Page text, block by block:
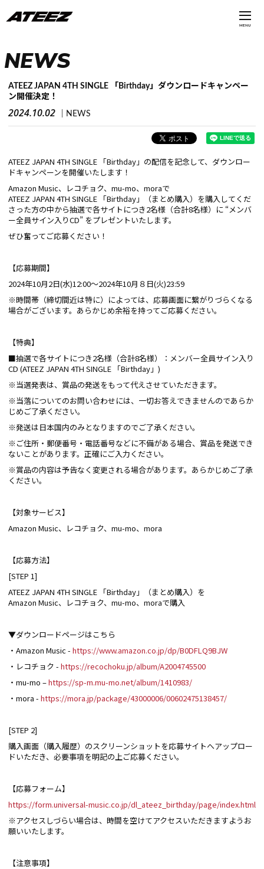
MENU
NEWS
ATEEZ JAPAN 4TH SINGLE 「Birthday」ダウンロードキャンペー
ン開催決定！
2024.10.02 NEWS
ATEEZ JAPAN 4TH SINGLE 「Birthday」の配信を記念して、ダウンロー
ドキャンペーンを開催いたします！
Amazon Music、レコチョク、mu-mo、moraで
ATEEZ JAPAN 4TH SINGLE 「Birthday」（まとめ購入）を購入してくだ
さった方の中から抽選で各サイトにつき2名様（合計8名様）に “メンバ
ー全員サイン入りCD” をプレゼントいたします。
ぜひ奮ってご応募ください！
【応募期間】
2024年10月2日(水)12:00〜2024年10月８日(火)23:59
※時間帯（締切間近は特に）によっては、応募画面に繋がりづらくなる
場合がございます。あらかじめ余裕を持ってご応募ください。
【特典】
■抽選で各サイトにつき2名様（合計8名様）：メンバー全員サイン入り
CD (ATEEZ JAPAN 4TH SINGLE 「Birthday」)
※当選発表は、賞品の発送をもって代えさせていただきます。
※当落についてのお問い合わせには、一切お答えできませんのであらか
じめご了承ください。
※発送は日本国内のみとなりますのでご了承ください。
※ご住所・郵便番号・電話番号などに不備がある場合、賞品を発送でき
ないことがあります。正確にご入力ください。
※賞品の内容は予告なく変更される場合があります。あらかじめご了承
ください。
【対象サービス】
Amazon Music、レコチョク、mu-mo、mora
【応募方法】
[STEP 1]
ATEEZ JAPAN 4TH SINGLE 「Birthday」（まとめ購入）を
Amazon Music、レコチョク、mu-mo、moraで購入
▼ダウンロードページはこちら
・Amazon Music - https://www.amazon.co.jp/dp/B0DFLQ9BJW
・レコチョク - https://recochoku.jp/album/A2004745500
・mu-mo –https://sp-m.mu-mo.net/album/1410983/
・mora - https://mora.jp/package/43000006/00602475138457/
[STEP 2]
購入画面（購入履歴）のスクリーンショットを応募サイトへアップロー
ドいただき、必要事項を明記の上ご応募ください。
【応募フォーム】
https://form.universal-music.co.jp/dl_ateez_birthday/page/index.html
※アクセスしづらい場合は、時間を空けてアクセスいただきますようお
願いいたします。
【注意事項】